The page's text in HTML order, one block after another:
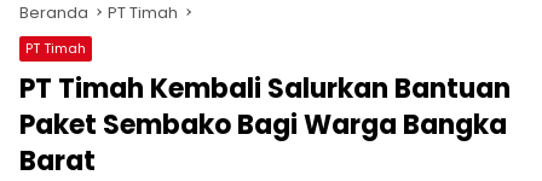
Beranda PT Timah
PT Timah
PT Timah Kembali Salurkan Bantuan
Paket Sembako Bagi Warga Bangka
Barat